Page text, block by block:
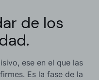
de los
ese en el que las
Es la fase de la